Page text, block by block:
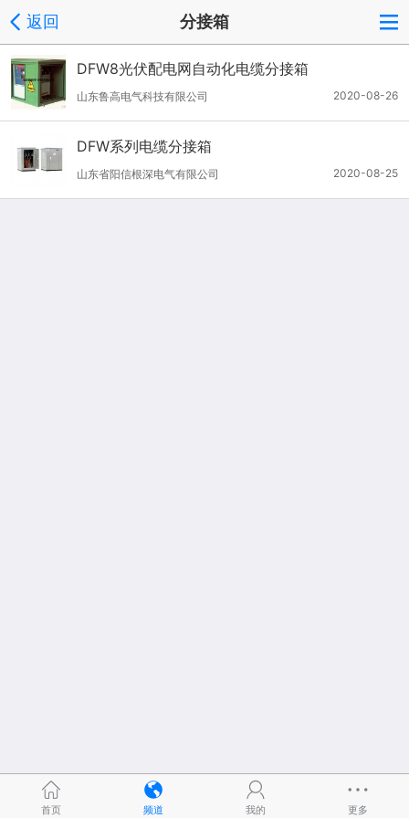
返回 分接箱
DFW8光伏配电网自动化电缆分接箱
2020-08-26
山东鲁高电气科技有限公司
DFW系列电缆分接箱
2020-08-25
山东省阳信根深电气有限公司
首页 频道 我的 更多